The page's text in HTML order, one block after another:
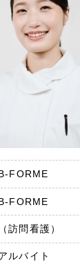
FORME
FORME
訪問看護）
ルバイト